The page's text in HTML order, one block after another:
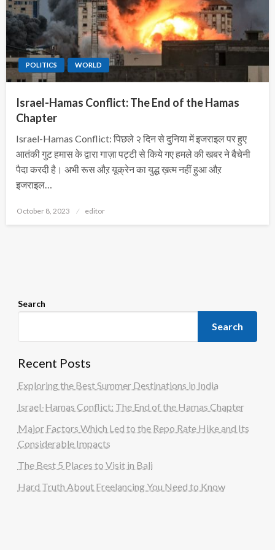
POLITICS WORLD
Israel-Hamas Conflict: The End of the Hamas
Chapter
Israel-Hamas Conflict: पिछले २ दिन से दुनिया में इजराइल पर हुए
आतंकी गुट हमास के द्वारा गाज़ा पट्टी से किये गए हमले की खबर ने बैचेनी
पैदा करदी है। अभी रूस औऱ यूक्रेन का युद्ध ख़त्म नहीं हुआ औऱ
इजराइल…
Posted
October 8, 2023 editor
Search
Search
Recent Posts
Exploring the Best Summer Destinations in India
Israel-Hamas Conflict: The End of the Hamas Chapter
Major Factors Which Led to the Repo Rate Hike and Its
Considerable Impacts
The Best 5 Places to Visit in Bali
Hard Truth About Freelancing You Need to Know